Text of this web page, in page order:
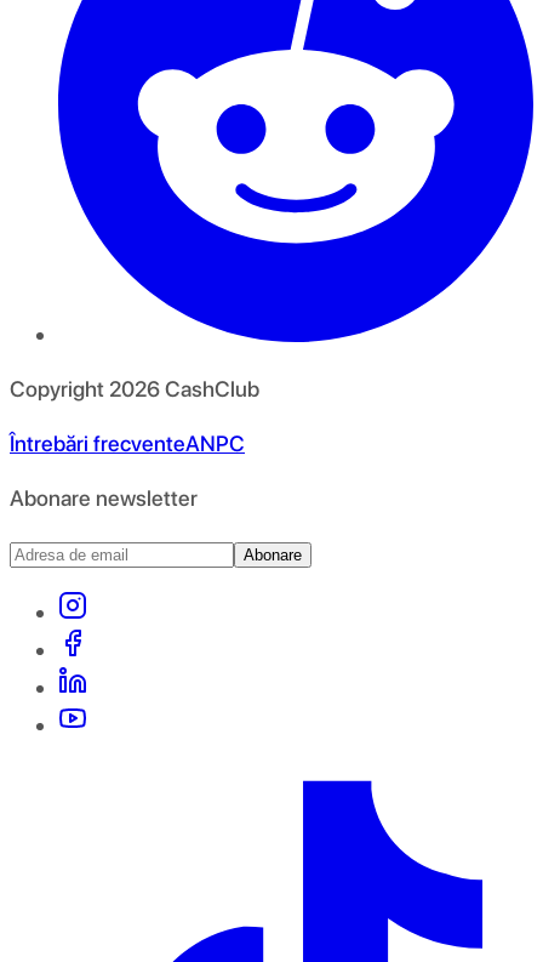
Copyright 2026CashClub
Întrebări frecventeANPC
Abonare newsletter
Abonare